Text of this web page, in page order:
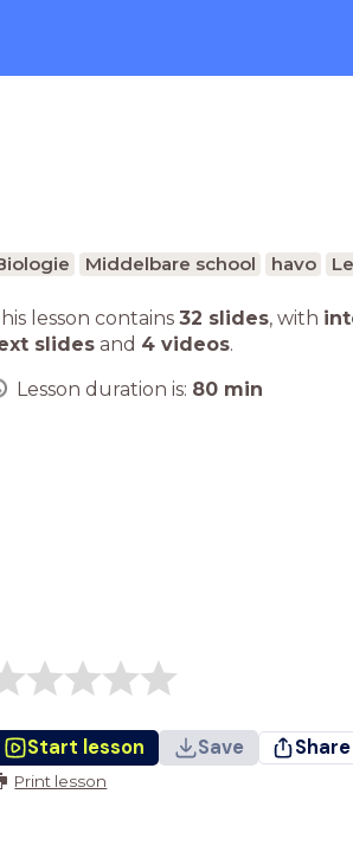
Middelbare school havo
lesson contains 32 slides, with
slides and 4 videos.
Lesson duration is: 80 min
Start lesson Save Share
Print lesson